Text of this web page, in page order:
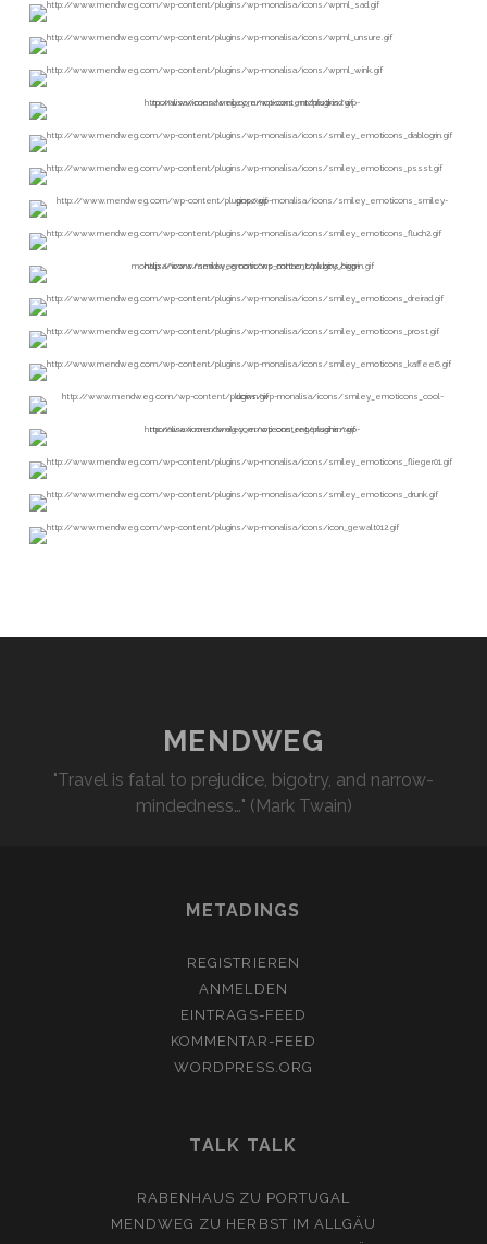
MENDWEG
"Travel is fatal to prejudice, bigotry, and narrow-
mindedness…" (Mark Twain)
METADINGS
REGISTRIEREN
ANMELDEN
EINTRAGS-FEED
KOMMENTAR-FEED
WORDPRESS.ORG
TALK TALK
RABENHAUS ZU PORTUGAL
MENDWEG ZU HERBST IM ALLGÄU